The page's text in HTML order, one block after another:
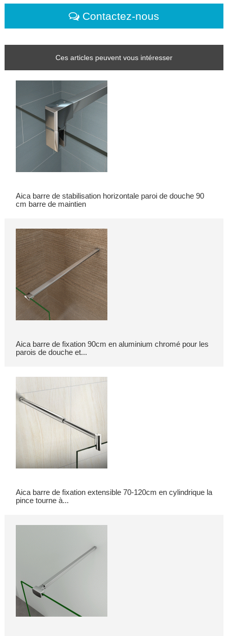
Contactez-nous
Ces articles peuvent vous intéresser
Aica barre de stabilisation horizontale paroi de douche 90
cm barre de maintien
Aica barre de fixation 90cm en aluminium chromé pour les
parois de douche et...
Aica barre de fixation extensible 70-120cm en cylindrique la
pince tourne à...